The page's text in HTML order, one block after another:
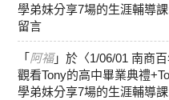
學弟妹分享7場的生涯輔導
留言
「 阿福」於〈1/06/01 南商
觀看Tony的高中畢業典禮
學弟妹分享7場的生涯輔導